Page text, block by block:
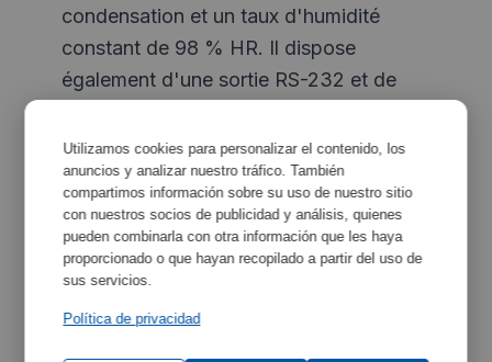
condensation et un taux d'humidité
constant de 98 % HR. Il dispose
également d'une sortie RS-232 et de
avancés pour assurer une protection
contre les écarts par rapport à la
consigne ou une insuffisance de
pression de gaz.
Utilizamos cookies para personalizar el contenido, los
anuncios y analizar nuestro tráfico. También
compartimos información sobre su uso de nuestro sitio
con nuestros socios de publicidad y análisis, quienes
pueden combinarla con otra información que les haya
proporcionado o que hayan recopilado a partir del uso de
sus servicios.
Política de privacidad